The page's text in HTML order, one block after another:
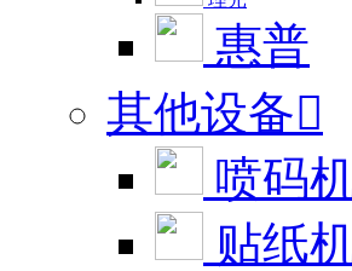
惠普
其他设备
喷码
贴纸